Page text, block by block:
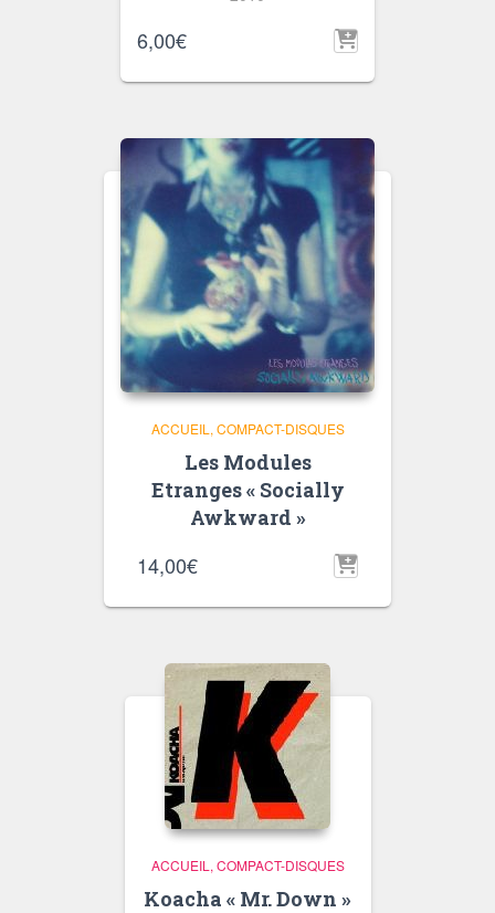
6,00€
ACCUEIL COMPACT-DISQUES
Les Modules
Etranges « Socially
Awkward »
14,00€
ACCUEIL COMPACT-DISQUES
Koacha « Mr. Down »